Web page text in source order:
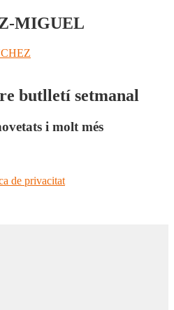
MIGUEL
butlletí setmanal
i molt més
de privacitat